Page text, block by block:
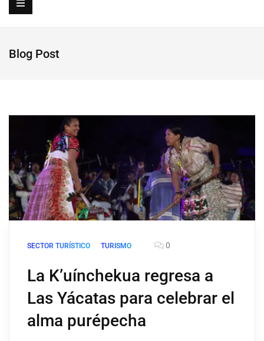
Blog Post
SECTOR TURÍSTICO TURISMO 0
La K’uínchekua regresa a
Las Yácatas para celebrar el
alma purépecha